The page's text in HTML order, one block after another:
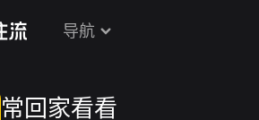
导航
常回家看看